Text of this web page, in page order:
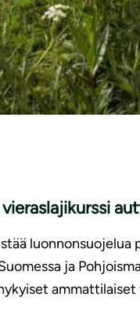
luonnonsuojelua
ja
ammattilaiset